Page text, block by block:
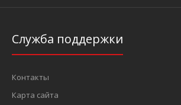
Служба поддержки
Контакты
Карта сайта